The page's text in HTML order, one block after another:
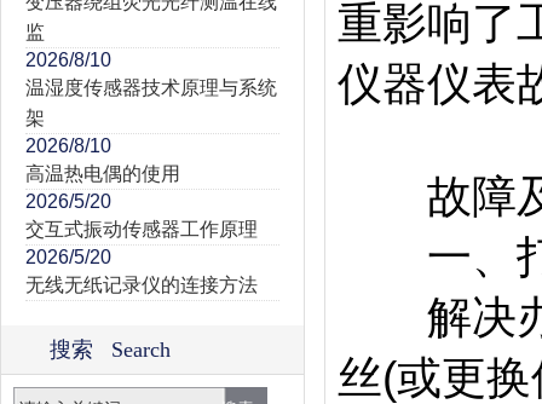
监
2026/8/10
温湿度传感器技术原理与系统
架
2026/8/10
高温热电偶的使用
2026/5/20
交互式振动传感器工作原理
2026/5/20
无线无纸记录仪的连接方法
搜索 Search
重影响了
仪器仪表
故障及
一、打
解决办
丝(或更